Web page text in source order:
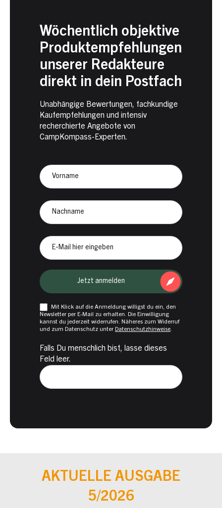
Wöchentlich objektive
Produktempfehlungen
unserer Redakteure
direkt in dein Postfach
Unabhängige Bewertungen, fachkundige
Kaufempfehlungen und intensiv
recherchierte Angebote von
CampKompass-Experten.
CampKompass
Vorname
Nachname
Mail
Jetzt anmelden
Mit Klick auf die Anmeldung willigst du ein, den
Newsletter per E-Mail zu erhalten. Die Einwilligung
kannst du jederzeit widerrufen. Näheres zum Widerruf
und zum Datenschutz unter Datenschutzhinweise.
Falls Du menschlich bist, lasse dieses
Feld leer.
AKTUELLE AUSGABE
5/2026